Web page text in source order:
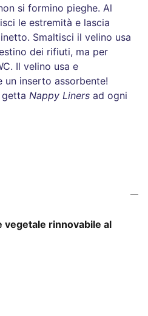
si formino pieghe. Al
le estremità e lascia
Smaltisci il velino usa
dei rifiuti, ma per
Il velino usa e
un inserto assorbente!
Nappy Liners ad ogni
vegetale rinnovabile al